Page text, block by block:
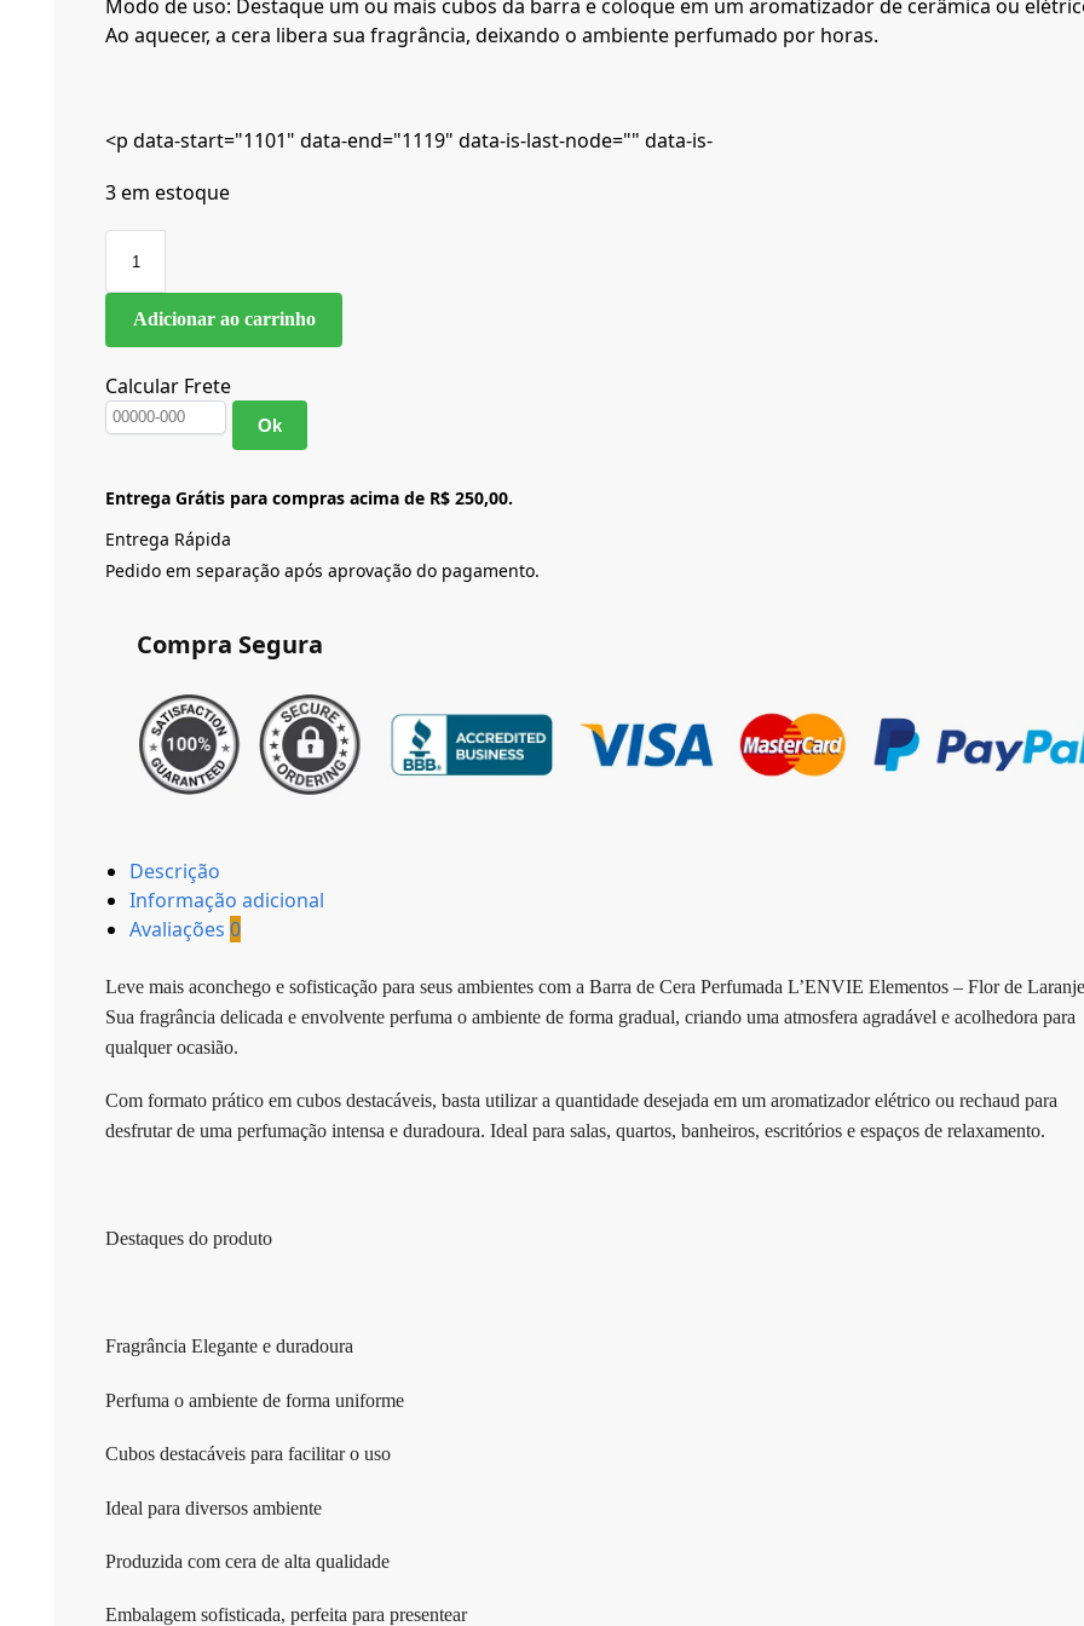
Modo de uso: Destaque um ou mais cubos da barra e coloque em um aromatizador de cerâmica ou
Ao aquecer, a cera libera sua fragrância, deixando o ambiente perfumado por horas.
<p data-start="1101" data-end="1119" data-is-last-node="" data-is-
3 em estoque
Adicionar ao carrinho
Calcular Frete
Ok
Entrega Grátis para compras acima de R$ 250,00.
Entrega Rápida
Pedido em separação após aprovação do pagamento.
Compra Segura
Descrição
Informação adicional
Avaliações 0
Leve mais aconchego e sofisticação para seus ambientes com a Barra de Cera Perfumada L’ENVIE Elementos – Flor de
Sua fragrância delicada e envolvente perfuma o ambiente de forma gradual, criando uma atmosfera agradável e acolhedora para
qualquer ocasião.
Com formato prático em cubos destacáveis, basta utilizar a quantidade desejada em um aromatizador elétrico ou rechaud para
desfrutar de uma perfumação intensa e duradoura. Ideal para salas, quartos, banheiros, escritórios e espaços de relaxamento.
Destaques do produto
Fragrância Elegante e duradoura
Perfuma o ambiente de forma uniforme
Cubos destacáveis para facilitar o uso
Ideal para diversos ambiente
Produzida com cera de alta qualidade
Embalagem sofisticada, perfeita para presentear